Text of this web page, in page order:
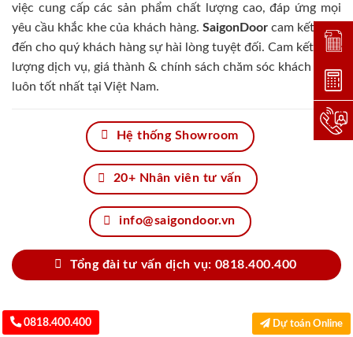
việc cung cấp các sản phẩm chất lượng cao, đáp ứng mọi
yêu cầu khắc khe của khách hàng. SaigonDoorcam kết đem
đến cho quý khách hàng sự hài lòng tuyệt đối. Cam kết chất
lượng dịch vụ, giá thành & chính sách chăm sóc khách hàng
luôn tốt nhất tại Việt Nam.
Hệ thống Showroom
20+ Nhân viên tư vấn
info@saigondoor.vn
Tổng đài tư vấn dịch vụ: 0818.400.400
0818.400.400 Dự toán Online
Đặt
Dự